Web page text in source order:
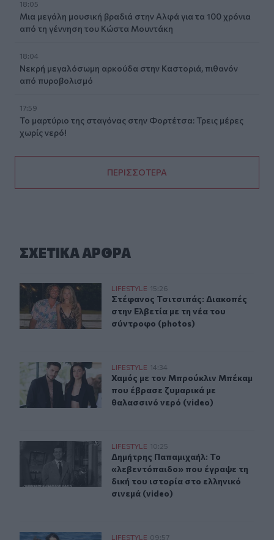
18:05
Μια μεγάλη μουσική βραδιά στην Αλφά για τα 100 χρόνια
από τη γέννηση του Κώστα Μουντάκη
18:04
Νεκρή μεγαλόσωμη αρκούδα στην Καστοριά, πιθανόν
από πυροβολισμό
17:59
Το μαρτύριο της σταγόνας στην Φορτέτσα: Τρεις μέρες
χωρίς νερό!
ΠΕΡΙΣΣΟΤΕΡΑ
ΣΧΕΤΙΚA AΡΘΡΑ
Στέφανος Τσιτσιπάς: Διακοπές στην Ελβετία με τη νέα
LIFESTYLE 15:26
Στέφανος Τσιτσιπάς: Διακοπές
Στέφανος Τσιτσιπάς: Διακοπές
στην Ελβετία με τη νέα του
σύντροφο (photos)
Χαμός με τον Μπρούκλιν Μπέκαμ που έβρασε ζυμαρικά
LIFESTYLE 14:34
Χαμός με τον Μπρούκλιν Μπέκαμ
Χαμός με τον Μπρούκλιν Μπέκαμ
που έβρασε ζυμαρικά με
θαλασσινό νερό (video)
Δημήτρης Παπαμιχαήλ: Το «λεβεντόπαιδο» που έγραψε
LIFESTYLE 10:25
Δημήτρης Παπαμιχαήλ: Το
Δημήτρης Παπαμιχαήλ: Το
«λεβεντόπαιδο» που έγραψε τη
δική του ιστορία στο ελληνικό
σινεμά (video)
LIFESTYLE 09:57